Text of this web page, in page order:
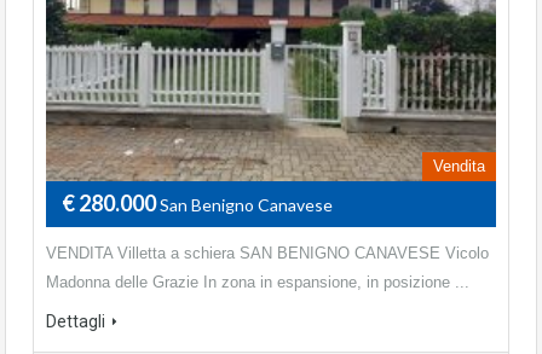
Vendita
€ 280.000San Benigno Canavese
VENDITA Villetta a schiera SAN BENIGNO CANAVESE Vicolo
Madonna delle Grazie In zona in espansione, in posizione ...
Dettagli